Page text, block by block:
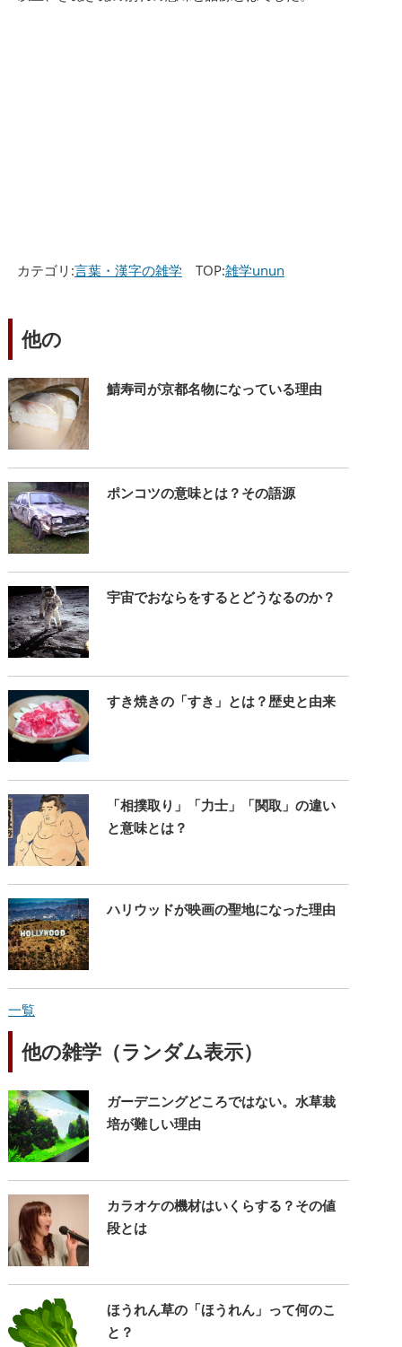
カテゴリ:言葉・漢字の雑学TOP:雑学unun
他の
鯖寿司が京都名物になっている理由
ポンコツの意味とは？その語源
宇宙でおならをするとどうなるのか？
すき焼きの「すき」とは？歴史と由来
「相撲取り」「力士」「関取」の違い
と意味とは？
ハリウッドが映画の聖地になった理由
一覧
他の雑学（ランダム表示）
ガーデニングどころではない。水草栽
培が難しい理由
カラオケの機材はいくらする？その値
段とは
ほうれん草の「ほうれん」って何のこ
と？